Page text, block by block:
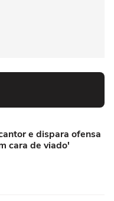
e dispara ofensa
cara de viado'